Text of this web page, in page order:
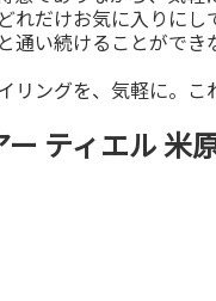
れだけお気に入りにし
通い続けることができ
リングを、気軽に。こ
ー ティエル 米